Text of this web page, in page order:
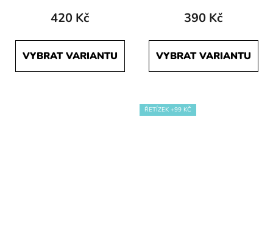
420 Kč
VYBRAT VARIANTU
390 Kč
VYBRAT VARIANTU
ŘETÍZEK +99 KČ